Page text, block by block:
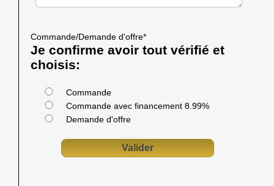
Commande/Demande d'offre*
Je confirme avoir tout vérifié et
choisis:
Commande
Commande avec financement 8.99%
Demande d'offre